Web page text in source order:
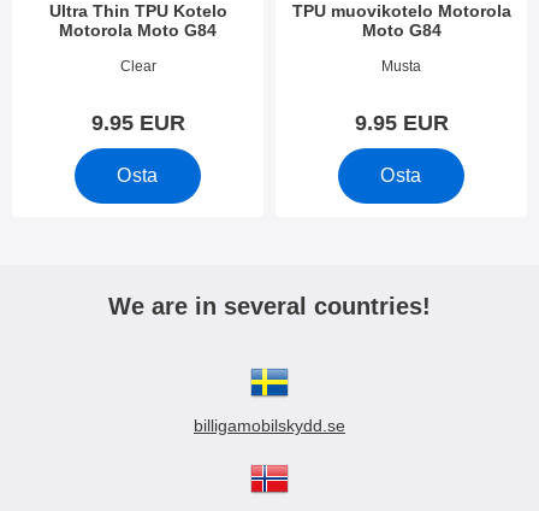
Ultra Thin TPU Kotelo
Motorola Moto G84
Tuote.nro 49677
Clear
9.95 EUR
Osta
TPU muovikotelo Motorola
Moto G84
Tuote.nro 49678
Musta
9.95 EUR
Osta
We are in several countries!
billigamobilskydd.se